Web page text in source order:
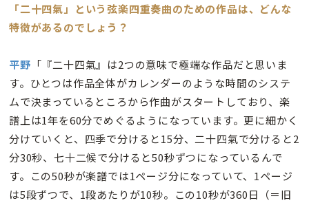
「二十四氣」という弦楽四重奏曲のための作品は、どんな
特徴があるのでしょう？
平野 「『二十四氣』は2つの意味で極端な作品だと思いま
す。ひとつは作品全体がカレンダーのような時間のシステ
ムで決まっているところから作曲がスタートしており、楽
譜上は1年を60分でめぐるようになっています。更に細かく
分けていくと、四季で分けると15分、二十四氣で分けると2
分30秒、七十二候で分けると50秒ずつになっているんで
す。この50秒が楽譜では1ページ分になっていて、1ページ
は5段ずつで、1段あたりが10秒。この10秒が360日（＝旧